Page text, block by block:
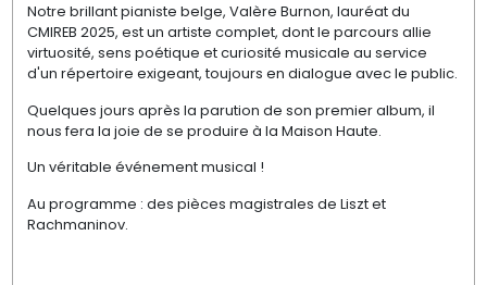
Notre brillant pianiste belge, Valère Burnon, lauréat du
CMIREB 2025, est un artiste complet, dont le parcours allie
virtuosité, sens poétique et curiosité musicale au service
d'un répertoire exigeant, toujours en dialogue avec le public.
Quelques jours après la parution de son premier album, il
nous fera la joie de se produire à la Maison Haute.
Un véritable événement musical !
Au programme : des pièces magistrales de Liszt et
Rachmaninov.